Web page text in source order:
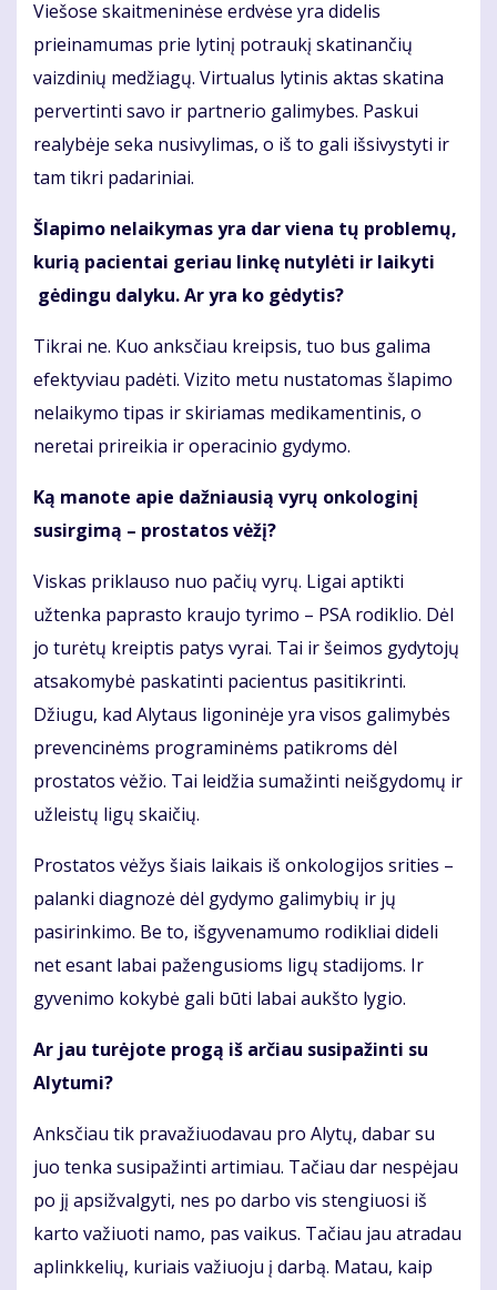
Viešose skaitmeninėse erdvėse yra didelis
prieinamumas prie lytinį potraukį skatinančių
vaizdinių medžiagų. Virtualus lytinis aktas skatina
pervertinti savo ir partnerio galimybes. Paskui
realybėje seka nusivylimas, o iš to gali išsivystyti ir
tam tikri padariniai.
Šlapimo nelaikymas yra dar viena tų problemų,
kurią pacientai geriau linkę nutylėti ir laikyti
gėdingu dalyku. Ar yra ko gėdytis?
Tikrai ne. Kuo anksčiau kreipsis, tuo bus galima
efektyviau padėti. Vizito metu nustatomas šlapimo
nelaikymo tipas ir skiriamas medikamentinis, o
neretai prireikia ir operacinio gydymo.
Ką manote apie dažniausią vyrų onkologinį
susirgimą – prostatos vėžį?
Viskas priklauso nuo pačių vyrų. Ligai aptikti
užtenka paprasto kraujo tyrimo – PSA rodiklio. Dėl
jo turėtų kreiptis patys vyrai. Tai ir šeimos gydytojų
atsakomybė paskatinti pacientus pasitikrinti.
Džiugu, kad Alytaus ligoninėje yra visos galimybės
prevencinėms programinėms patikroms dėl
prostatos vėžio. Tai leidžia sumažinti neišgydomų ir
užleistų ligų skaičių.
Prostatos vėžys šiais laikais iš onkologijos srities –
palanki diagnozė dėl gydymo galimybių ir jų
pasirinkimo. Be to, išgyvenamumo rodikliai dideli
net esant labai pažengusioms ligų stadijoms. Ir
gyvenimo kokybė gali būti labai aukšto lygio.
Ar jau turėjote progą iš arčiau susipažinti su
Alytumi?
Anksčiau tik pravažiuodavau pro Alytų, dabar su
juo tenka susipažinti artimiau. Tačiau dar nespėjau
po jį apsižvalgyti, nes po darbo vis stengiuosi iš
karto važiuoti namo, pas vaikus. Tačiau jau atradau
aplinkkelių, kuriais važiuoju į darbą. Matau, kaip